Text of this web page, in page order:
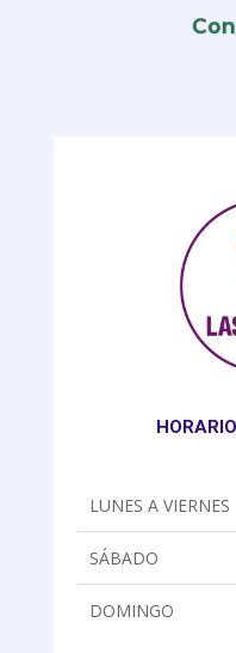
LUNES A VIERNES
SÁBADO
DOMINGO